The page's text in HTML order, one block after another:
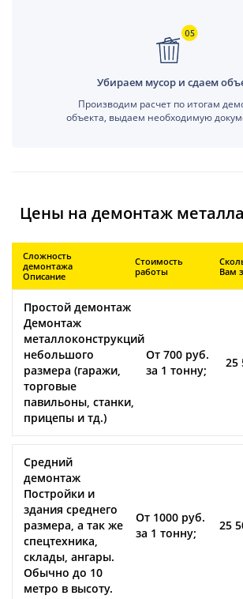
Убираем мусор и сдаем
Производим расчет по итогам
объекта, выдаем необходимую
Цены на демонтаж
Сложность
демонтажа
Описание
Стоимость
работы
Вам
Простой демонтаж
Демонтаж
металлоконструкций
небольшого
размера (гаражи,
торговые
павильоны, станки,
прицепы и тд.)
От 700 руб.
за 1 тонну;
25
Средний
демонтаж
Постройки и
здания среднего
размера, а так же
спецтехника,
склады, ангары.
Обычно до 10
метро в высоту.
От 1000 руб.
за 1 тонну;
25